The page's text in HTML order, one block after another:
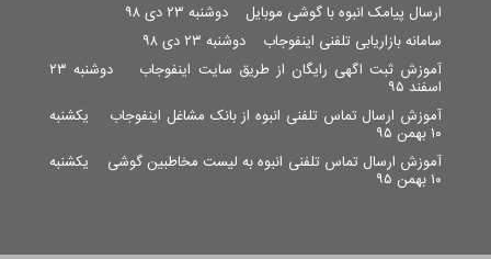
ارسال پیامک انبوه با گوشی موبایل دوشنبه ۲۳ دی ۹۸
سامانه بازاریابی تلفنی اینفوجاب دوشنبه ۲۳ دی ۹۸
آموزش ثبت اگهی رایگان از طریق سایت اینفوجاب
دوشنبه ۲۳
اسفند ۹۵
آموزش ارسال تماس تلفنی انبوه از بانک مشاغل اینفوجاب یکشنبه
۱۰ بهمن ۹۵
آموزش ارسال تماس تلفنی انبوه به لیست مخاطبین گوشی یکشنبه
۱۰ بهمن ۹۵